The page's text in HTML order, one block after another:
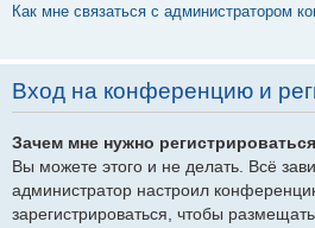
Как мне связаться с администратором
Вход на конференцию и
Зачем мне нужно
Вы можете этого и не делать. Всё
администратор настроил
зарегистрироваться, чтобы